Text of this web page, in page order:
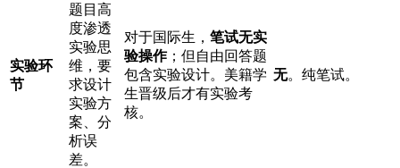
实验环
节
题目高
度渗透
实验思
维，要
求设计
实验方
案、分
析误
差。
对于国际生， 笔试无实
验操作；但自由回答题
包含实验设计。美籍学
生晋级后才有实验考
核。
无。纯笔试。